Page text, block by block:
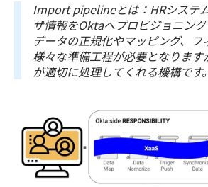
Import pipelineとは：HRシステ
ザ情報をOktaへプロビジョニング
データの正規化やマッピング、
様々な準備工程が必要となりま
が適切に処理してくれる機構です。